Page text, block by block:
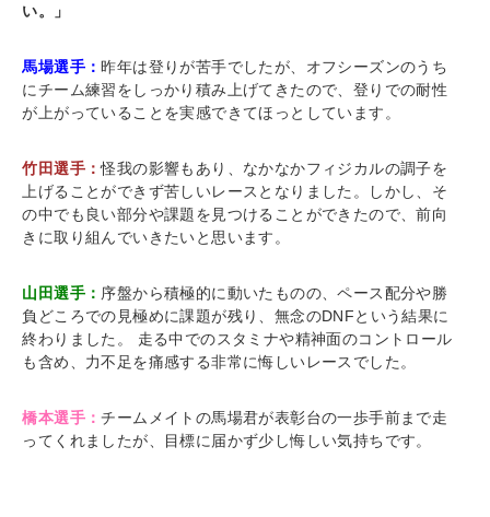
い。」
馬場選手：昨年は登りが苦手でしたが、オフシーズンのうち
にチーム練習をしっかり積み上げてきたので、登りでの耐性
が上がっていることを実感できてほっとしています。
竹田選手：怪我の影響もあり、なかなかフィジカルの調子を
上げることができず苦しいレースとなりました。しかし、そ
の中でも良い部分や課題を見つけることができたので、前向
きに取り組んでいきたいと思います。
山田選手： 序盤から積極的に動いたものの、ペース配分や勝
負どころでの見極めに課題が残り、無念のDNFという結果に
終わりました。 走る中でのスタミナや精神面のコントロール
も含め、力不足を痛感する非常に悔しいレースでした。
橋本選手：チームメイトの馬場君が表彰台の一歩手前まで走
ってくれましたが、目標に届かず少し悔しい気持ちです。